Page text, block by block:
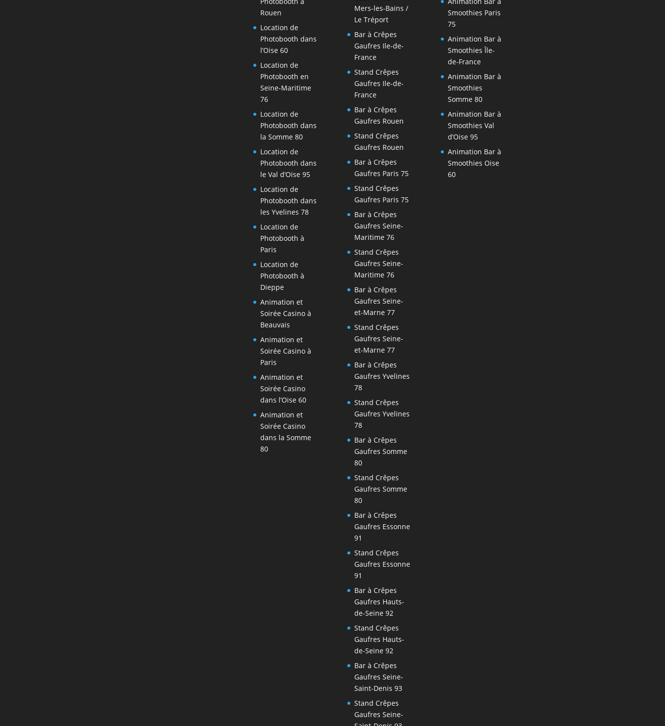
Rouen
Location de
Photobooth dans
l’Oise 60
Location de
Photobooth en
Seine-Maritime
76
Location de
Photobooth dans
la Somme 80
Location de
Photobooth dans
le Val d’Oise 95
Location de
Photobooth dans
les Yvelines 78
Location de
Photobooth à
Paris
Location de
Photobooth à
Dieppe
Animation et
Soirée Casino à
Beauvais
Animation et
Soirée Casino à
Paris
Animation et
Soirée Casino
dans l’Oise 60
Animation et
Soirée Casino
dans la Somme
80
Mers-les-Bains /
Le Tréport
Bar à Crêpes
Gaufres Ile-de-
France
Stand Crêpes
Gaufres Ile-de-
France
Bar à Crêpes
Gaufres Rouen
Stand Crêpes
Gaufres Rouen
Bar à Crêpes
Gaufres Paris 75
Stand Crêpes
Gaufres Paris 75
Bar à Crêpes
Gaufres Seine-
Maritime 76
Stand Crêpes
Gaufres Seine-
Maritime 76
Bar à Crêpes
Gaufres Seine-
et-Marne 77
Stand Crêpes
Gaufres Seine-
et-Marne 77
Bar à Crêpes
Gaufres Yvelines
78
Stand Crêpes
Gaufres Yvelines
78
Bar à Crêpes
Gaufres Somme
80
Stand Crêpes
Gaufres Somme
80
Bar à Crêpes
Gaufres Essonne
91
Stand Crêpes
Gaufres Essonne
91
Bar à Crêpes
Gaufres Hauts-
de-Seine 92
Stand Crêpes
Gaufres Hauts-
de-Seine 92
Bar à Crêpes
Gaufres Seine-
Saint-Denis 93
Stand Crêpes
Gaufres Seine-
Smoothies Paris
75
Animation Bar à
Smoothies Île-
de-France
Animation Bar à
Smoothies
Somme 80
Animation Bar à
Smoothies Val
d’Oise 95
Animation Bar à
Smoothies Oise
60